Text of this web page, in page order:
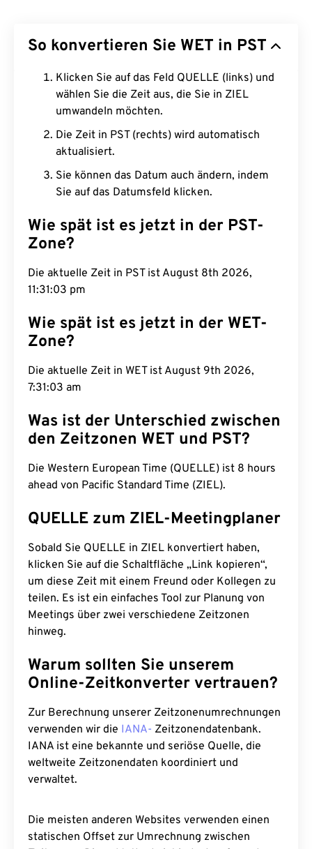
So konvertieren Sie WET in PST
Klicken Sie auf das Feld QUELLE (links) und
wählen Sie die Zeit aus, die Sie in ZIEL
umwandeln möchten.
Die Zeit in PST (rechts) wird automatisch
aktualisiert.
Sie können das Datum auch ändern, indem
Sie auf das Datumsfeld klicken.
Wie spät ist es jetzt in der PST-
Zone?
Die aktuelle Zeit in PST ist August 8th 2026,
11:31:04 pm
Wie spät ist es jetzt in der WET-
Zone?
Die aktuelle Zeit in WET ist August 9th 2026,
7:31:04 am
Was ist der Unterschied zwischen
den Zeitzonen WET und PST?
Die Western European Time (QUELLE) ist 8 hours
ahead von Pacific Standard Time (ZIEL).
QUELLE zum ZIEL-Meetingplaner
Sobald Sie QUELLE in ZIEL konvertiert haben,
klicken Sie auf die Schaltfläche „Link kopieren“,
um diese Zeit mit einem Freund oder Kollegen zu
teilen. Es ist ein einfaches Tool zur Planung von
Meetings über zwei verschiedene Zeitzonen
hinweg.
Warum sollten Sie unserem
Online-Zeitkonverter vertrauen?
Zur Berechnung unserer Zeitzonenumrechnungen
verwenden wir die IANA- Zeitzonendatenbank.
IANA ist eine bekannte und seriöse Quelle, die
weltweite Zeitzonendaten koordiniert und
verwaltet.
Die meisten anderen Websites verwenden einen
statischen Offset zur Umrechnung zwischen